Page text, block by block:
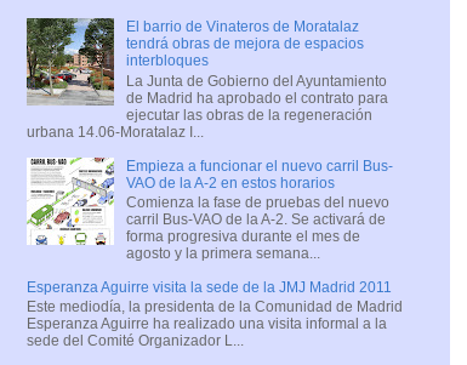
El barrio de Vinateros de Moratalaz
tendrá obras de mejora de espacios
interbloques
La Junta de Gobierno del Ayuntamiento
de Madrid ha aprobado el contrato para
ejecutar las obras de la regeneración
urbana 14.06-Moratalaz I...
Empieza a funcionar el nuevo carril Bus-
VAO de la A-2 en estos horarios
Comienza la fase de pruebas del nuevo
carril Bus-VAO de la A-2. Se activará de
forma progresiva durante el mes de
agosto y la primera semana...
Esperanza Aguirre visita la sede de la JMJ Madrid 2011
Este mediodía, la presidenta de la Comunidad de Madrid
Esperanza Aguirre ha realizado una visita informal a la
sede del Comité Organizador L...